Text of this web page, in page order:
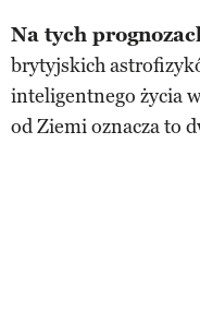
Na tych
brytyjskich
inteligentnego życia
od Ziemi oznacza to